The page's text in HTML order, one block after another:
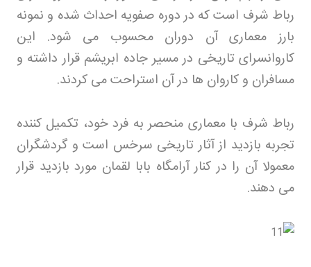
رباط شرف است که در دوره صفویه احداث شده و نمونه
بارز معماری آن دوران محسوب می شود. این
کاروانسرای تاریخی در مسیر جاده ابریشم قرار داشته و
مسافران و کاروان ها در آن استراحت می کردند.
رباط شرف با معماری منحصر به فرد خود، تکمیل کننده
تجربه بازدید از آثار تاریخی سرخس است و گردشگران
معمولا آن را در کنار آرامگاه بابا لقمان مورد بازدید قرار
می دهند.